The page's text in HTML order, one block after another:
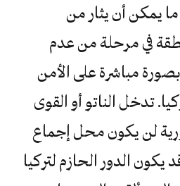
يمكن أن يثار من
في مرحلة من عدم
بصورة مباشرة على الأمن
تدخل الناتو أو القوى
لن يكون محل إجماع
يكون الدور الحازم لتركيا